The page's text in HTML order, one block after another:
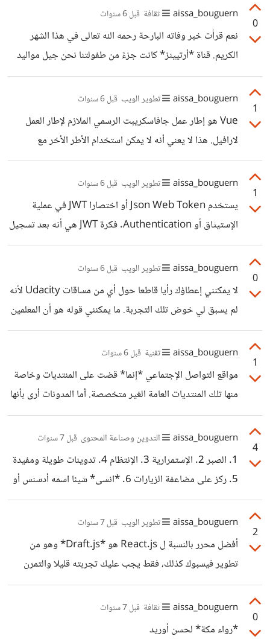
تساؤلاتك فأنصحك بالتوثيق الرسمي لفايربيز كما أشار الأخ
"مجهول" في تعليقه.
0
aissa_bouguern ثقافة قبل 6 سنوات
نعم قرأت خبر وفاته البارحة رحمه الله تعالى في هذا الشهر
الكريم. قناة *أرتيينز* كانت جزءً من طفولتنا نحن جيل مواليد
نهاية الثمانينات وبداية التسعينات إلى جانب *سبيستون تون*
طبعا.
1
aissa_bouguern تطوير الويب قبل 6 سنوات
Vue هو إطار عمل جافاسكريبت الرسمي الملازم لإطار العمل
لارافيل. هذا لا يعني أنه لا يمكن استخدام الأطر الأخر مع
لارافيل، ولكن الأولوية ل vue. على العموم إذا كنت مهتما
بلارافيل فمن المنطقي أن تختار vue، فهما يشكلان ثنائيا رائعا.
1
aissa_bouguern تطوير الويب قبل 6 سنوات
يستخدم Json Web Token أو اختصارا JWT في عملية
الإستيثاق أو Authentication. فكرة JWT هي أنه بعد تسجيل
المستخدم دخوله لتطبيقك، سواء كان تطبيق ويب أو غيره، يتم
سري (Secret Key) لا يجب على أحد الإطلاع عليه باستثناء
الخادم. المهم، بعد توليد ذلك الرمز يتم إرساله للواجهة الأمامية
للتطبيق ويتم تخزينه في جهاز المستخدم (المتصفح مثلا في
في حاجة فيه
0
aissa_bouguern تطوير الويب قبل 6 سنوات
لا يمكنني إعطاؤك رأيا قاطعا حول أي من مساقات Udacity لأنه
لم يسبق لي خوض تلك التجربة. ما يمكنني قوله هو أن المعلمين
هناك لهم وزن كبير في ميادينهم ومحترفون بمعنى الكلمة. ثانيا،
سبق لي إجراء بحث حول برنامج React Nanodegree
وكانت آراء وتجارب معظم الناس المجربين إيجابية✌🏼. أعتقد أنه
استثمار رابح وسيضيف الشيء الكثير لمعرض أعمالك وحياتك
1
aissa_bouguern تقنية قبل 6 سنوات
مواقع التواصل الإجتماعي *إنما* قضت على المنتديات وخاصة
منها تلك المنتديات العامة الغير متخصصة. أما المدونات أرى بأنها
استفادت بشكل أو بآخر من منصات التواصل وخاصة فيسبوك،
تويتر ويوتيوب (إذا اعتبرنا الأخير منصة للتواصل). شخصيا أرى
بأن منصات التواصل ساعدت المدونات والمدونين في كونها جرت
معها ملايين المستخدمين الذي لا يهتمون كثيرا بالمحتوى الهادف
والجاهزة بغض النظر عن صحتها. الآن عندما يدخل
4
aissa_bouguern التدوين وصناعة المحتوى قبل 7 سنوات
1. الصبر 2. الإستمرارية 3. الإنتظام 4. تدوينات طويلة ومفيدة
5. ركز على مضاعفة الزيارات 6. *انسى* شيئا اسمه أدسنس أو
الربح ولا تفكر فيهما إلا بعد أن تحقق المدونة 1000 زيارة يومية
*منتظمة*.
2
aissa_bouguern تطوير الويب قبل 7 سنوات
أفضل محرر بالنسبة ل React.js هو *Draft.js* وهو من
تطوير فيسبوك كذلك، فقط يجب عليك تجربته قليلا والتمرن
عليه لبعض الوقت حتى تفهم طريقة اشتغاله. هناك عدة مكتبات
بنيت حول Draft.js بحيث تجعل من استخدامه أكثر سهولة،
لعل أبرزها *draft-js-plugins*.
0
aissa_bouguern ثقافة قبل 7 سنوات
*رواء مكة* لحسن أوريد